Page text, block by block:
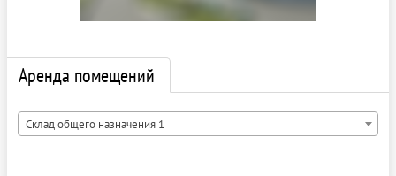
Аренда помещений
Склад общего назначения 1